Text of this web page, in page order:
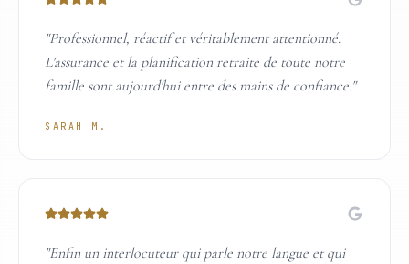
"Professionnel, réactif et véritablement attentionné.
L'assurance et la planification retraite de toute notre
famille sont aujourd'hui entre des mains de confiance."
SARAH M.
"Enfin un interlocuteur qui parle notre langue et qui